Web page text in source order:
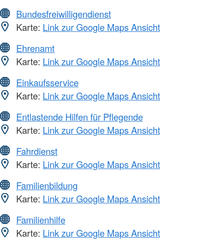
Bundesfreiwilligendienst
Karte: Link zur Google Maps Ansicht
Ehrenamt
Karte: Link zur Google Maps Ansicht
Einkaufsservice
Karte: Link zur Google Maps Ansicht
Entlastende Hilfen für Pflegende
Karte: Link zur Google Maps Ansicht
Fahrdienst
Karte: Link zur Google Maps Ansicht
Familienbildung
Karte: Link zur Google Maps Ansicht
Familienhilfe
Karte: Link zur Google Maps Ansicht